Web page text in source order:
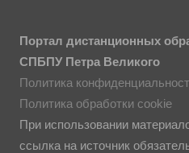
Портал дистанционных
СПБПУ Петра Великого
Политика
Политика обработки cookie
При использовании
ссылка на источник